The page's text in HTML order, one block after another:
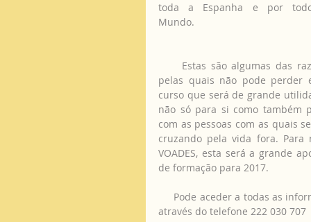
toda a Espanha e por
Mundo.
pelas quais não pode perder
curso que será de grande
não só para si como também
com as pessoas com as quais
cruzando pela vida fora. Para
VOADES, esta será a grande
de formação para 2017.
Pode aceder a todas as
através do telefone 222 030 707